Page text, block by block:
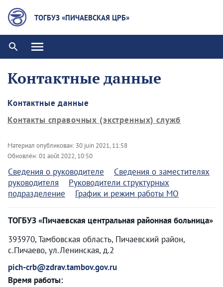
ТОГБУЗ «ПИЧАЕВСКАЯ ЦРБ»
Контактные данные
Контактные данные
Контакты справочных (экстренных) служб
Материал опубликован: 30 juin 2021, 11:58
Обновлён:01 août 2022, 10:50
Сведения о руководителе
Сведения о заместителях
руководителя
Руководители структурных
подразделение
График и режим работы МО
ТОГБУЗ «Пичаевская центральная районная больница»
393970, Тамбовская область, Пичаевский район,
с.Пичаево, ул.Ленинская, д.2
pich-crb@zdrav.tambov.gov.ru
Время работы: